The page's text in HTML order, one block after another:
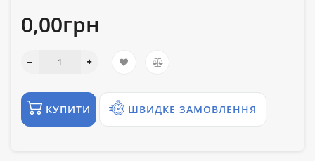
0,00грн
КУПИТИ ШВИДКЕ ЗАМОВЛЕННЯ